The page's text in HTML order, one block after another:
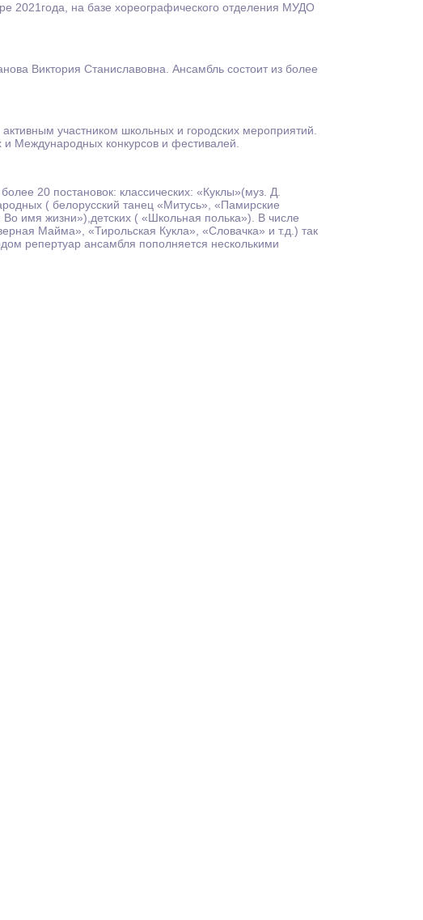
2021года, на базе хореографического отделения МУДО
Виктория Станиславовна. Ансамбль состоит из более
участником школьных и городских мероприятий.
Международных конкурсов и фестивалей.
20 постановок: классических: «Куклы»(муз. Д.
( белорусский танец «Митусь», «Памирские
имя жизни»),детских ( «Школьная полька»). В числе
Майма», «Тирольская Кукла», «Словачка» и т.д.) так
репертуар ансамбля пополняется несколькими